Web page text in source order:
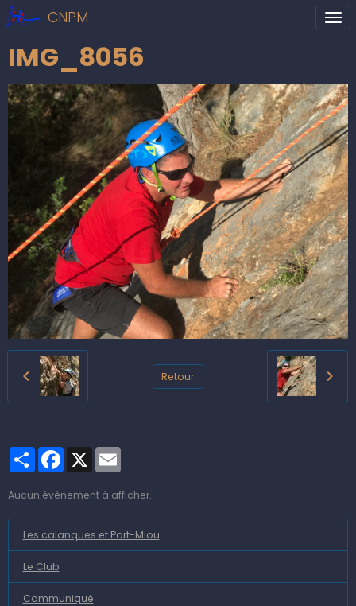
CNPM
IMG_8056
Retour
PartagerFacebook
X
Aucun évènement à afficher.
Les calanques et Port-Miou
Le Club
Communiqué